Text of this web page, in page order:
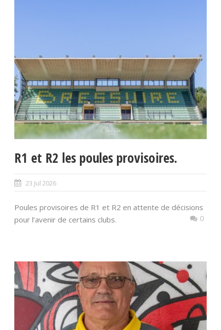
R1 et R2 les poules provisoires.
23 Jul 2026
Poules provisoires de R1 et R2 en attente de décisions
pour l’avenir de certains clubs.
0